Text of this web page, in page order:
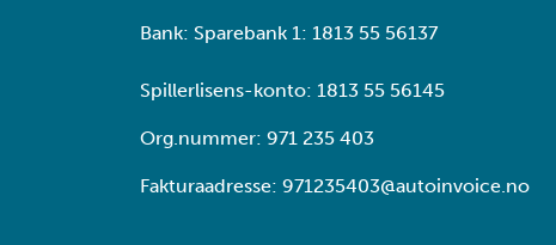
Bank: Sparebank 1: 1813 55 56137
Spillerlisens-konto: 1813 55 56145
Org.nummer: 971 235 403
Fakturaadresse: 971235403@autoinvoice.no